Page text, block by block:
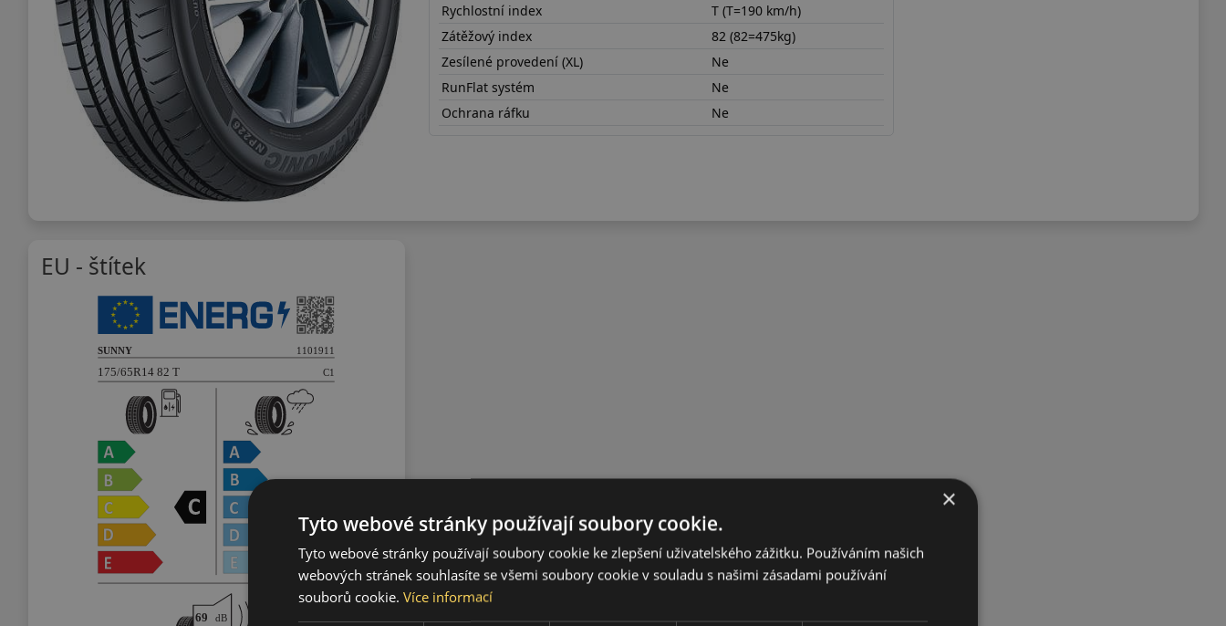
Rychlostní index
T (T=190 km/h)
Zátěžový index
82 (82=475kg)
Zesílené provedení (XL)
Ne
RunFlat systém
Ne
Ochrana ráfku
Ne
EU - štítek
×
Tyto webové stránky používají soubory cookie.
Tyto webové stránky používají soubory cookie ke zlepšení uživatelského zážitku. Používáním našich
webových stránek souhlasíte se všemi soubory cookie v souladu s našimi zásadami používání
souborů cookie. Více informací